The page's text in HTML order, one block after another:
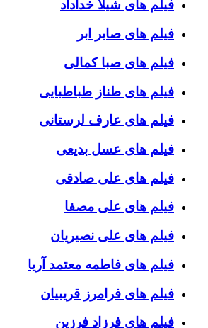
فیلم های شیلا خداداد
فیلم های صابر ابر
فیلم های صبا کمالی
فیلم های طناز طباطبایی
فیلم های عارف لرستانی
فیلم های عسل بدیعی
فیلم های علی صادقی
فیلم های علی مصفا
فیلم های علی نصیریان
فیلم های فاطمه معتمد آریا
فیلم های فرامرز قریبیان
فیلم های فرزاد فرزین